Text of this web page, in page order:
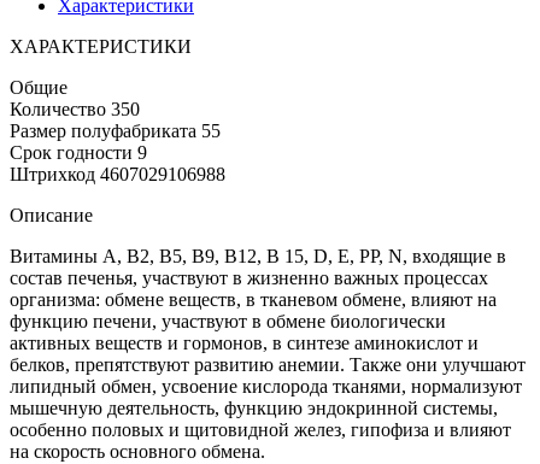
Характеристики
ХАРАКТЕРИСТИКИ
Общие
Количество 350
Размер полуфабриката 55
Срок годности 9
Штрихкод 4607029106988
Описание
Витамины A, B2, B5, B9, B12, B 15, D, E, PP, N, входящие в
состав печенья, участвуют в жизненно важных процессах
организма: обмене веществ, в тканевом обмене, влияют на
функцию печени, участвуют в обмене биологически
активных веществ и гормонов, в синтезе аминокислот и
белков, препятствуют развитию анемии. Также они улучшают
липидный обмен, усвоение кислорода тканями, нормализуют
мышечную деятельность, функцию эндокринной системы,
особенно половых и щитовидной желез, гипофиза и влияют
на скорость основного обмена.